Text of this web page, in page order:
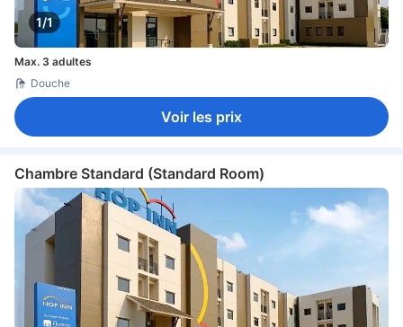
1/1
Max. 3 adultes
Douche
Voir les prix
Chambre Standard (Standard Room)